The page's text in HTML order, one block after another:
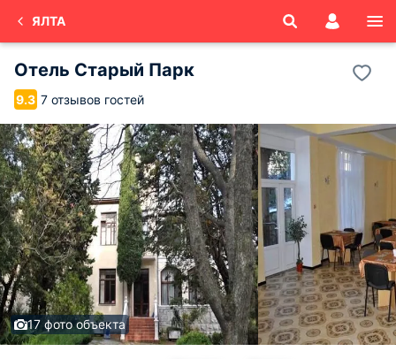
ЯЛТА
Отель Старый Парк
9.3 7 отзывов гостей
17 фото объекта